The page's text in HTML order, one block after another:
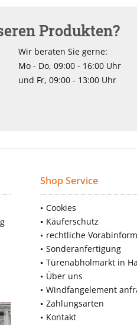
Produkten?
Wir beraten Sie gerne:
Mo - Do, 09:00 - 16:00 Uhr
und Fr, 09:00 - 13:00 Uhr
Shop Service
Cookies
Käuferschutz
rechtliche
Sonderanfertigung
Türenabholmarkt in
Über uns
Windfangelement
Zahlungsarten
Kontakt